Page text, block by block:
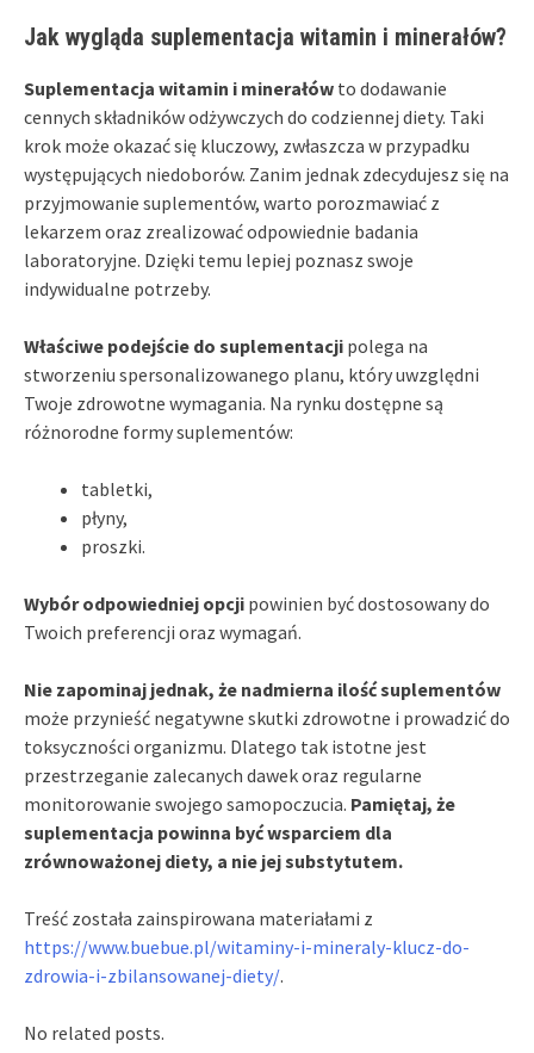
Jak wygląda suplementacja witamin i minerałów?
Suplementacja witamin i minerałów to dodawanie
cennych składników odżywczych do codziennej diety. Taki
krok może okazać się kluczowy, zwłaszcza w przypadku
występujących niedoborów. Zanim jednak zdecydujesz się na
przyjmowanie suplementów, warto porozmawiać z
lekarzem oraz zrealizować odpowiednie badania
laboratoryjne. Dzięki temu lepiej poznasz swoje
indywidualne potrzeby.
Właściwe podejście do suplementacji polega na
stworzeniu spersonalizowanego planu, który uwzględni
Twoje zdrowotne wymagania. Na rynku dostępne są
różnorodne formy suplementów:
tabletki,
płyny,
proszki.
Wybór odpowiedniej opcji powinien być dostosowany do
Twoich preferencji oraz wymagań.
Nie zapominaj jednak, że nadmierna ilość suplementów
może przynieść negatywne skutki zdrowotne i prowadzić do
toksyczności organizmu. Dlatego tak istotne jest
przestrzeganie zalecanych dawek oraz regularne
monitorowanie swojego samopoczucia. Pamiętaj, że
suplementacja powinna być wsparciem dla
zrównoważonej diety, a nie jej substytutem.
Treść została zainspirowana materiałami z
https://www.buebue.pl/witaminy-i-mineraly-klucz-do-
zdrowia-i-zbilansowanej-diety/.
No related posts.